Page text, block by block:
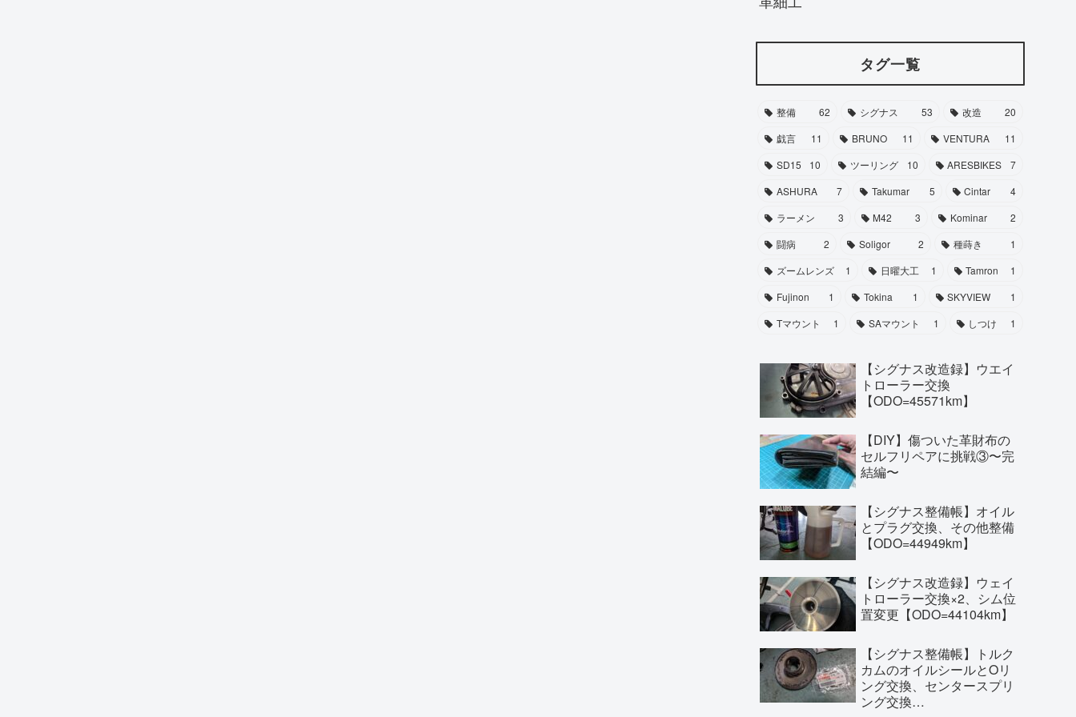
タグ一覧
整備 62 シグナス 53 改造
20
戯言
11 BRUNO 11 VENTURA
11
SD15
10 ツーリング 10 ARESBIKES
7
ASHURA
7 Takumar 5 Cintar
4
ラーメン
3 M42 3 Kominar
2
闘病
2 Soligor 2 種蒔き
1
ズームレンズ
1 日曜大工 1 Tamron
1
Fujinon
1 Tokina 1 SKYVIEW
1
Tマウント
1 SAマウント 1 しつけ 1
【シグナス改造録】ウエイ
トローラー交換
【ODO=45571km】
【DIY】傷ついた革財布の
セルフリペアに挑戦③〜完
結編〜
【シグナス整備帳】オイル
とプラグ交換、その他整備
【ODO=44949km】
【シグナス改造録】ウェイ
トローラー交換×2、シム位
置変更【ODO=44104km】
【シグナス整備帳】トルク
カムのオイルシールとOリ
ング交換、センタースプリ
ング交換